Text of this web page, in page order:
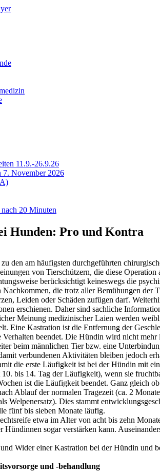
11.9.-26.9.26
7. November 2026
20 Minuten
Hunden: Pro und Kontra
den am häufigsten durchgeführten
von Tierschützern, die diese
berücksichtigt keineswegs die
die trotz aller Bemühungen der
Leiden oder Schäden zufügen darf.
erschienen. Daher sind sachliche
Meinung medizinischer Laien werden
Eine Kastration ist die Entfernung der
Verhalten beendet. Die Hündin wird nicht
beim männlichen Tier bzw. eine
verbundenen Aktivitäten bleiben jedoch
die erste Läufigkeit ist bei der Hündin mit
10. bis 14. Tag der Läufigkeit), wenn sie
ist die Läufigkeit beendet. Ganz gleich
Ablauf der normalen Tragezeit (ca. 2
Welpenersatz). Dies stammt
fünf bis sieben Monate läufig.
etwa im Alter von acht bis zehn
Hündinnen sogar verstärken kann.
Wider einer Kastration bei der Hündin und
und -behandlung